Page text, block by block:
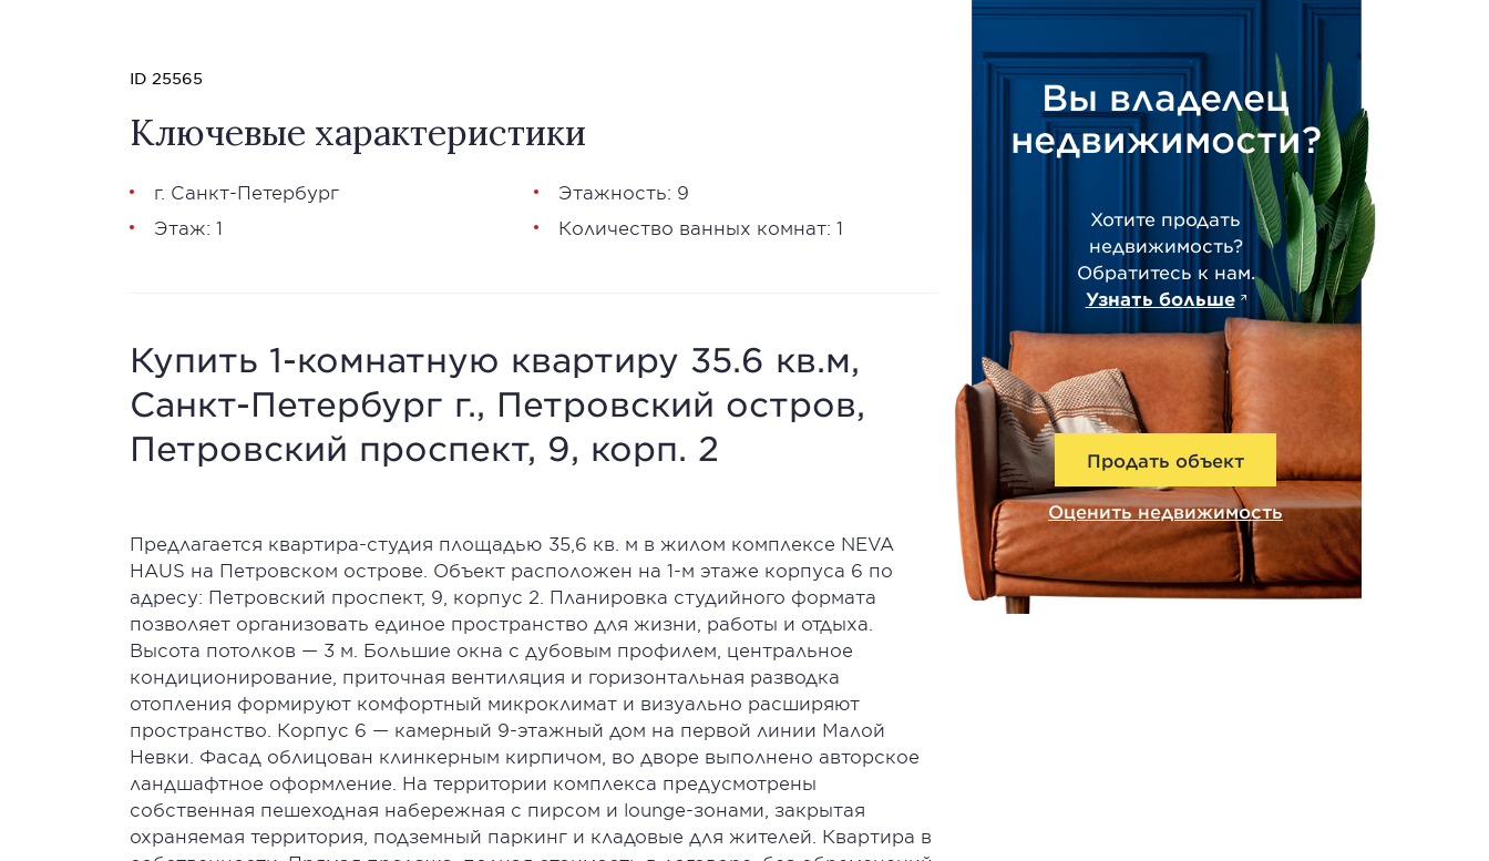
Вы владелец
недвижимости?
Хотите продать
недвижимость?
Обратитесь к нам.
Узнать больше
Продать объект
Оценить недвижимость
ID 25565
Ключевые характеристики
г. Санкт-Петербург
Этаж: 1
Этажность: 9
Количество ванных комнат: 1
Купить 1-комнатную квартиру 35.6 кв.м,
Санкт-Петербург г., Петровский остров,
Петровский проспект, 9, корп. 2
Предлагается квартира-студия площадью 35,6 кв. м в жилом комплексе NEVA
HAUS на Петровском острове. Объект расположен на 1-м этаже корпуса 6 по
адресу: Петровский проспект, 9, корпус 2. Планировка студийного формата
позволяет организовать единое пространство для жизни, работы и отдыха.
Высота потолков — 3 м. Большие окна с дубовым профилем, центральное
кондиционирование, приточная вентиляция и горизонтальная разводка
отопления формируют комфортный микроклимат и визуально расширяют
пространство. Корпус 6 — камерный 9-этажный дом на первой линии Малой
Невки. Фасад облицован клинкерным кирпичом, во дворе выполнено авторское
ландшафтное оформление. На территории комплекса предусмотрены
собственная пешеходная набережная с пирсом и lounge-зонами, закрытая
охраняемая территория, подземный паркинг и кладовые для жителей. Квартира в